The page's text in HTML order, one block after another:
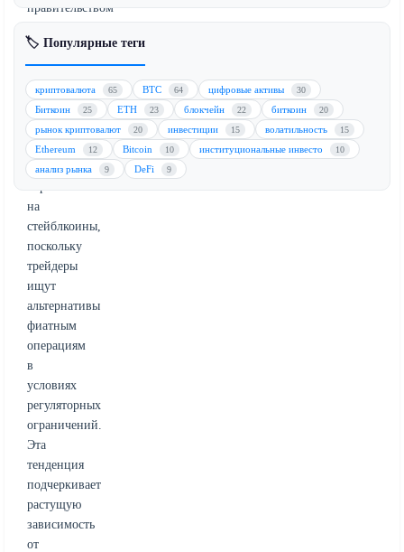
правительством
за
криптовалютными
платежными
системами.
Премия
отражает
повышенный
на
стейблкоины,
поскольку
трейдеры
ищут
альтернативы
фиатным
операциям
в
условиях
регуляторных
ограничений.
Эта
тенденция
подчеркивает
растущую
зависимость
от
🏷️ Популярные теги
криптовалюта 65 BTC 64 цифровые активы 30
Биткоин 25 ETH 23 блокчейн 22 биткоин 20
рынок криптовалют 20 инвестиции 15 волатильность 15
Ethereum 12 Bitcoin 10 институциональные инвесто 10
анализ рынка 9 DeFi 9